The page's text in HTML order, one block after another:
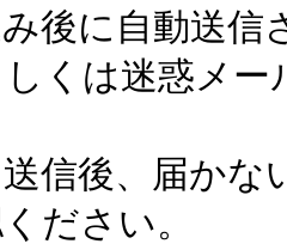
後に自動送信
くは迷惑メ
信後、届かな
ださい。